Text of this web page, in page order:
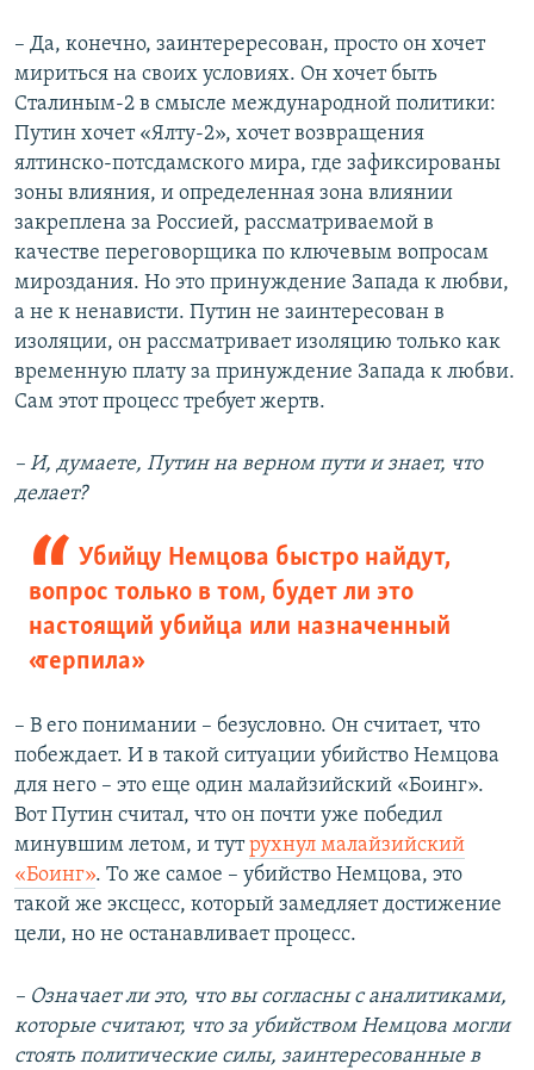
– Да, конечно, заинтерересован, просто он хочет
мириться на своих условиях. Он хочет быть
Сталиным-2 в смысле международной политики:
Путин хочет «Ялту-2», хочет возвращения
ялтинско-потсдамского мира, где зафиксированы
зоны влияния, и определенная зона влиянии
закреплена за Россией, рассматриваемой в
качестве переговорщика по ключевым вопросам
мироздания. Но это принуждение Запада к любви,
а не к ненависти. Путин не заинтересован в
изоляции, он рассматривает изоляцию только как
временную плату за принуждение Запада к любви.
Сам этот процесс требует жертв.
– И, думаете, Путин на верном пути и знает, что
делает?
Убийцу Немцова быстро найдут,
вопрос только в том, будет ли это
настоящий убийца или назначенный
«терпила»
– В его понимании – безусловно. Он считает, что
побеждает. И в такой ситуации убийство Немцова
для него – это еще один малайзийский «Боинг».
Вот Путин считал, что он почти уже победил
минувшим летом, и тутрухнул малайзийский
«Боинг». То же самое – убийство Немцова, это
такой же эксцесс, который замедляет достижение
цели, но не останавливает процесс.
– Означает ли это, что вы согласны с аналитиками,
которые считают, что за убийством Немцова могли
стоять политические силы, заинтересованные в